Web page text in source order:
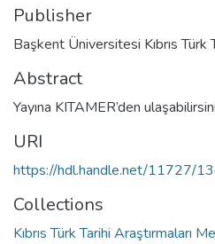
Publisher
Başkent Üniversitesi Kıbrıs Türk
Abstract
Yayına KITAMER’den
URI
https://hdl.handle.net/11727/
Collections
Kıbrıs Türk Tarihi Araştırmaları